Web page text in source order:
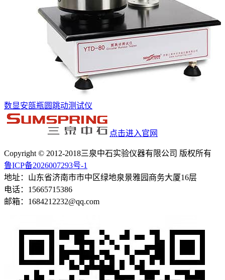
数显安瓿瓶圆跳动测试仪
点击进入官网
Copyright © 2012-2018三泉中石实验仪器有限公司 版权所有
鲁ICP备2026007293号-1
地址：山东省济南市市中区绿地泉景雅园商务大厦16层
电话：15665715386
邮箱：1684212232@qq.com